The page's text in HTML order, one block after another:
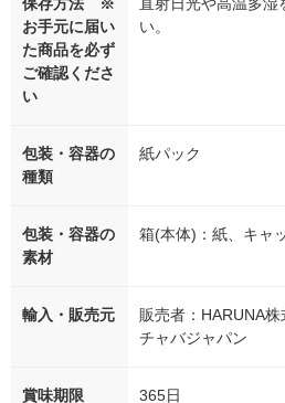
保存方法 ※
お手元に届い
た商品を必ず
ご確認くださ
い
直射日光や高温多
い。
包装・容器の
種類
紙パック
包装・容器の
素材
箱(本体)：紙、キャ
輸入・販売元
販売者：HARUNA
チャバジャパン
賞味期限
365日